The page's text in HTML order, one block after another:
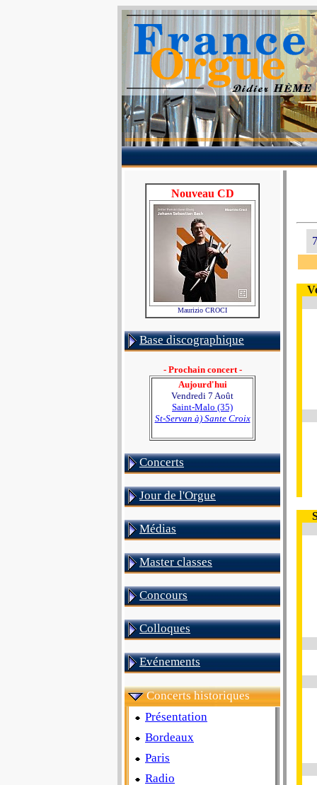
Nouveau CD
Maurizio CROCI
Base discographique
- Prochain concert -
Aujourd'hui
Vendredi 7 Août
Saint-Malo (35)
St-Servan à) Sante Croix
Concerts
Jour de l'Orgue
Médias
Master classes
Concours
Colloques
Evénements
Concerts historiques
Présentation
Bordeaux
Paris
Radio